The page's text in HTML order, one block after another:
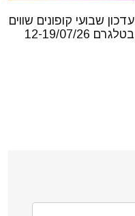
עדכון שבועי קופונים שווים
בטלגרם 12-19/07/26